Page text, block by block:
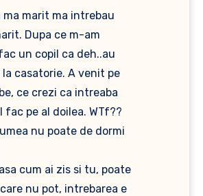
ma marit ma intrebau
Dupa ce m-am
un copil ca deh..au
casatorie. A venit pe
ce crezi ca intreaba
fac pe al doilea. WTf??
nu poate de dormi
cum ai zis si tu, poate
nu pot, intrebarea e